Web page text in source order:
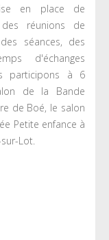
en place de
réunions de
séances, des
d'échanges
participons à 6
de la Bande
de Boé, le salon
Petite enfance à
Lot.